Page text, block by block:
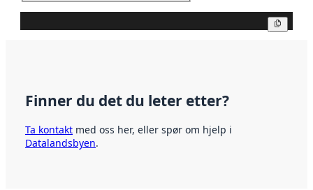
Finner du det du leter etter?
Ta kontakt med oss her, eller spør om hjelp i
Datalandsbyen.